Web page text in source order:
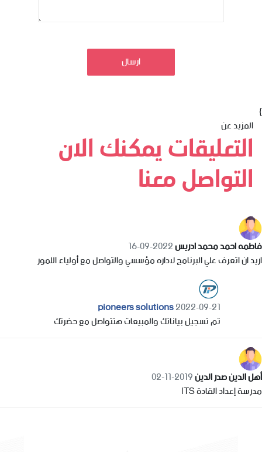
ارسال
}
المزيد عن
التعليقات يمكنك الان
التواصل معنا
فاطمه احمد محمد ادريس2022-09-16
اريد ان اتعرف علي البرنامج لاداره مؤسسي والتواصل مع أولياء اللمور
pioneers solutions2022-09-21
تم تسجيل بياناتك والمبيعات هتتواصل مع حضرتك
أهل الدين صدر الدين2019-11-02
مدرسة إعداد القادة lTS